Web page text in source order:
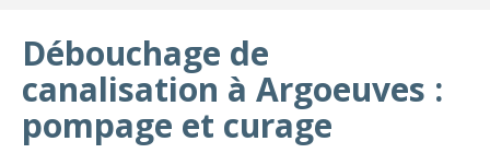
Débouchage de
canalisation à Argoeuves :
pompage et curage